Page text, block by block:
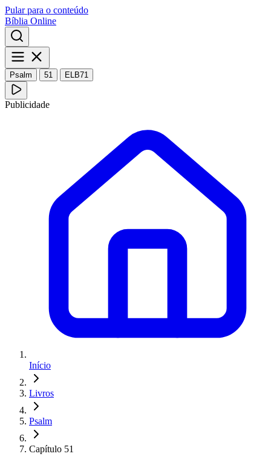
Pular para o conteúdo
Bíblia Online
Psalm 51 ELB71
Publicidade
Início
Livros
Psalm
Capítulo 51